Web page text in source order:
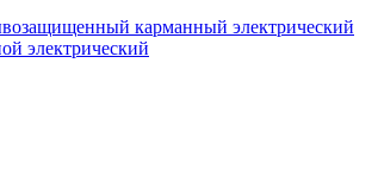
карманный электрический
электрический